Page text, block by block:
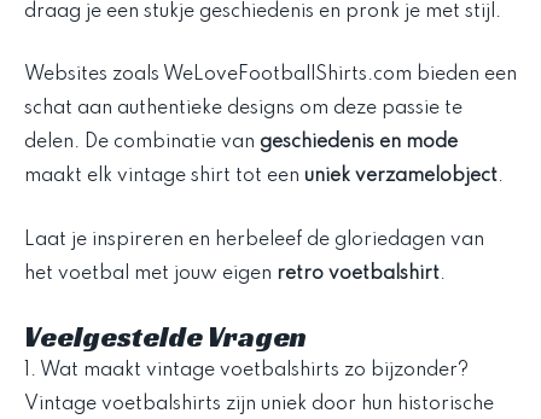
draag je een stukje geschiedenis en pronk je met stijl.
Websites zoals WeLoveFootballShirts.com bieden een
schat aan authentieke designs om deze passie te
delen. De combinatie van geschiedenis en mode
maakt elk vintage shirt tot een uniek verzamelobject.
Laat je inspireren en herbeleef de gloriedagen van
het voetbal met jouw eigen retro voetbalshirt.
Veelgestelde Vragen
1. Wat maakt vintage voetbalshirts zo bijzonder?
Vintage voetbalshirts zijn uniek door hun historische